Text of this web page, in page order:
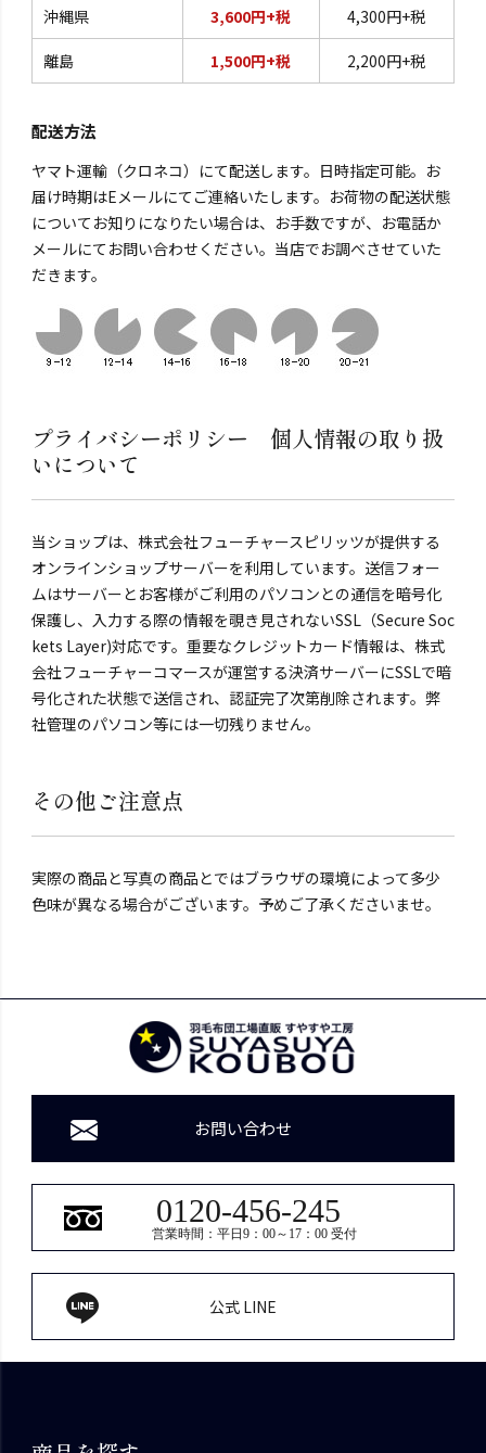
沖縄県 3,600円+税 4,300円+税
離島 1,500円+税 2,200円+税
配送方法
ヤマト運輸（クロネコ）にて配送します。日時指定可能。お
届け時期はEメールにてご連絡いたします。お荷物の配送状態
についてお知りになりたい場合は、お手数ですが、お電話か
メールにてお問い合わせください。当店でお調べさせていた
だきます。
プライバシーポリシー 個人情報の取り扱
いについて
当ショップは、株式会社フューチャースピリッツが提供する
オンラインショップサーバーを利用しています。送信フォー
ムはサーバーとお客様がご利用のパソコンとの通信を暗号化
保護し、入力する際の情報を覗き見されないSSL（Secure Soc
kets Layer)対応です。重要なクレジットカード情報は、株式
会社フューチャーコマースが運営する決済サーバーにSSLで暗
号化された状態で送信され、認証完了次第削除されます。弊
社管理のパソコン等には一切残りません。
その他ご注意点
実際の商品と写真の商品とではブラウザの環境によって多少
色味が異なる場合がございます。予めご了承くださいませ。
お問い合わせ
0120-456-245
営業時間：平日9：00～17：00 受付
公式 LINE